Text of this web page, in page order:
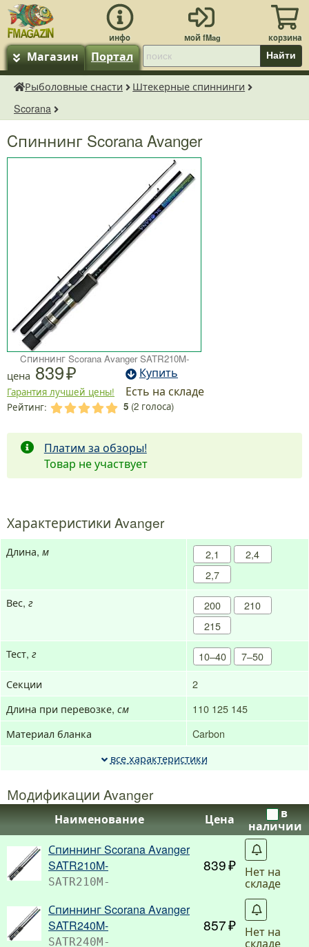
Магазин Портал Найти
fMagazin.ru
Рыболовные снасти
Штекерные спиннинги
Scorana
Cпиннинг Scorana Avanger
Cпиннинг Scorana Avanger SATR210M-
цена 839
Гарантия лучшей цены!
Купить
Есть на складе
Рейтинг: 5(2голоса)
Платим за обзоры!
Товар не участвует
Характеристики Avanger
Длина, м 2,1
2,4
2,7
Вес, г 200
210
215
Тест, г 10–40
7–50
Секции
2
Длина при перевозке, см 110 125 145
Материал бланка
Carbon
все характеристики
Модификации Avanger
Наименование Цена
в
наличии
Спиннинг Scorana Avanger
SATR210M-
SATR210M-
839 Нет на
складе
Спиннинг Scorana Avanger
SATR240M-
SATR240M-
857 Нет на
складе